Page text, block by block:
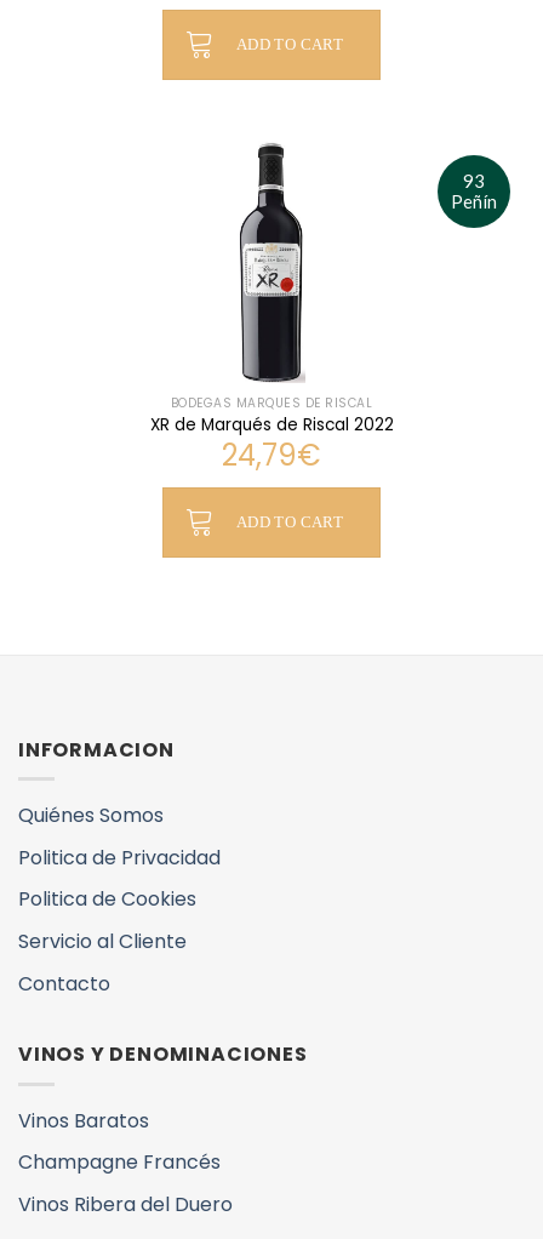
ADD TO CART
93
Peñín
BODEGAS MARQUÉS DE RISCAL
XR de Marqués de Riscal 2022
24,79€
ADD TO CART
INFORMACION
Quiénes Somos
Politica de Privacidad
Politica de Cookies
Servicio al Cliente
Contacto
VINOS Y DENOMINACIONES
Vinos Baratos
Champagne Francés
Vinos Ribera del Duero